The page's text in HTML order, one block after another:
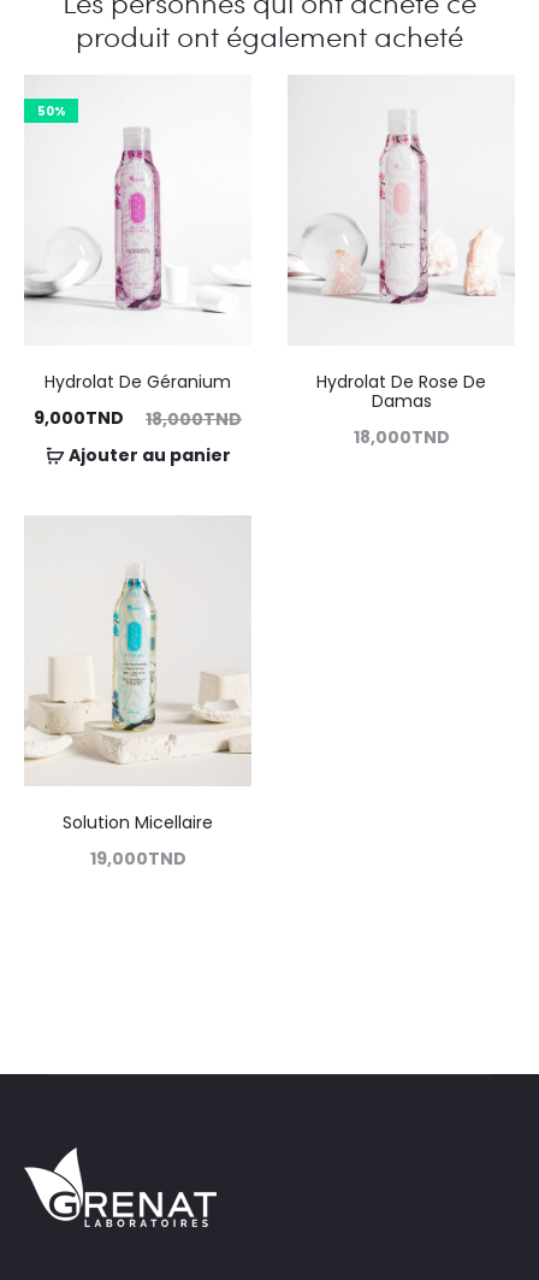
produit ont également acheté
50%
Hydrolat De Géranium
18,000TND
9,000TND
Ajouter au panier
Hydrolat De Rose De
Damas
18,000TND
Solution Micellaire
19,000TND